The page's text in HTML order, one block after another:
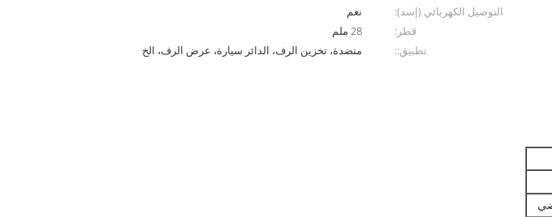
التوصيل الكهربائي (إسد):
نعم
قطر:
28 ملم
تطبيق::
منضدة، تخزين الرف، الدائر سيارة، عرض الرف، الخ